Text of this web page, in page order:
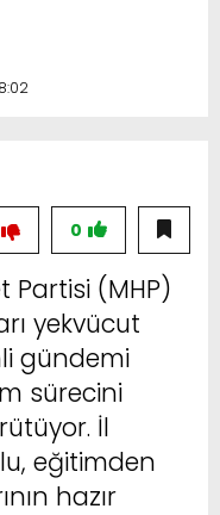
0
Partisi (MHP)
yekvücut
gündemi
sürecini
İl
eğitimden
hazır